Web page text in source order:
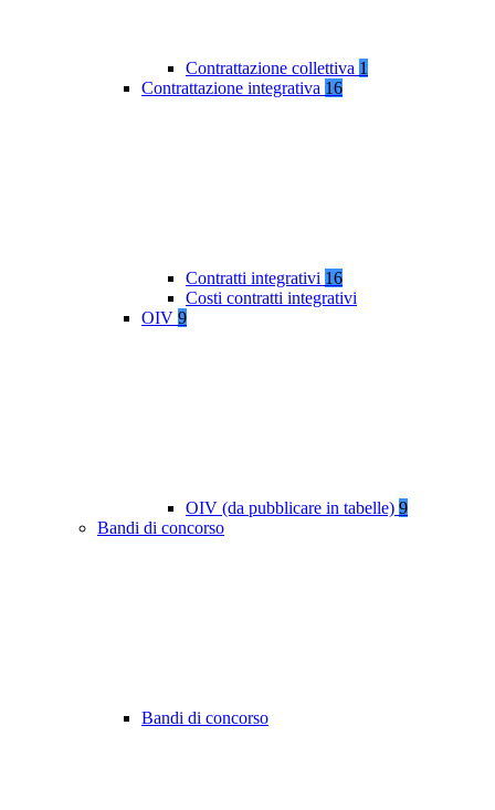
Contrattazione collettiva 1
Contrattazione integrativa 16
Contratti integrativi 16
Costi contratti integrativi
OIV 9
OIV (da pubblicare in tabelle) 9
Bandi di concorso
Bandi di concorso